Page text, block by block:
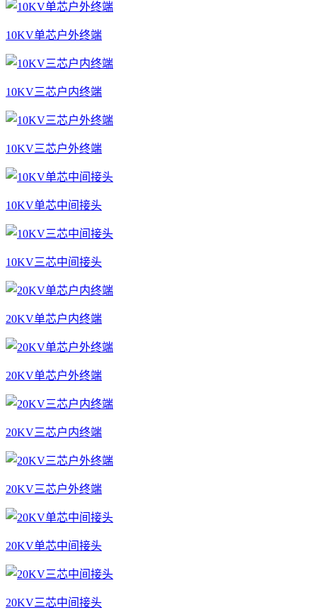
10KV单芯户外终端
10KV三芯户内终端
10KV三芯户外终端
10KV单芯中间接头
10KV三芯中间接头
20KV单芯户内终端
20KV单芯户外终端
20KV三芯户内终端
20KV三芯户外终端
20KV单芯中间接头
20KV三芯中间接头